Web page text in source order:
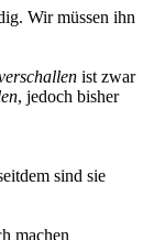
Wir müssen ihn
ist zwar
, jedoch bisher
sind sie
machen